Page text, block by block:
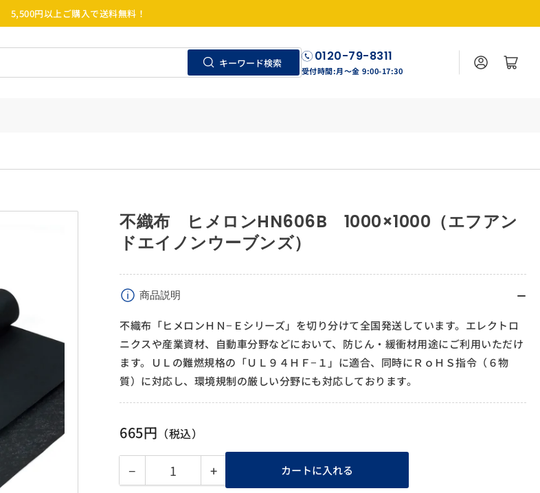
5,500円以上ご購入で送料無料！
キーワード検索 0120-79-8311
受付時間:月〜金 9:00-17:30
ログイン カートを見る
不織布 ヒメロンHN606B 1000×1000（エフアン
ドエイノンウーブンズ）
商品説明
不織布「ヒメロンＨＮ−Ｅシリーズ」を切り分けて全国発送しています。エレクトロ
ニクスや産業資材、自動車分野などにおいて、防じん・緩衝材用途にご利用いただけ
ます。ＵＬの難燃規格の「ＵＬ９４ＨＦ−１」に適合、同時にＲｏＨＳ指令（６物
質）に対応し、環境規制の厳しい分野にも対応しております。
通
常
価
665円 （税込）
− + カートに入れる